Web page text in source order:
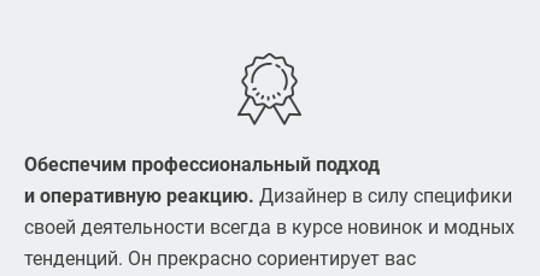
Обеспечим профессиональный подход
и оперативную реакцию. Дизайнер в силу специфики
своей деятельности всегда в курсе новинок и модных
тенденций. Он прекрасно сориентирует вас